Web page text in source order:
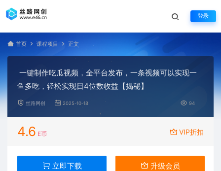
登录
首页 课程项目 正文
一键制作吃瓜视频，全平台发布，一条视频可以实现一
鱼多吃，轻松实现日4位数收益【揭秘】
丝路网创 2025-10-18 94
4.6 E币 VIP折扣
立即下载 升级会员